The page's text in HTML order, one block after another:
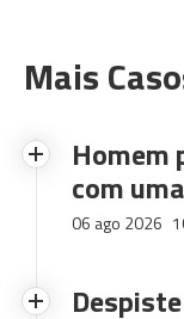
Mais
Homem
com
06 ago 2026